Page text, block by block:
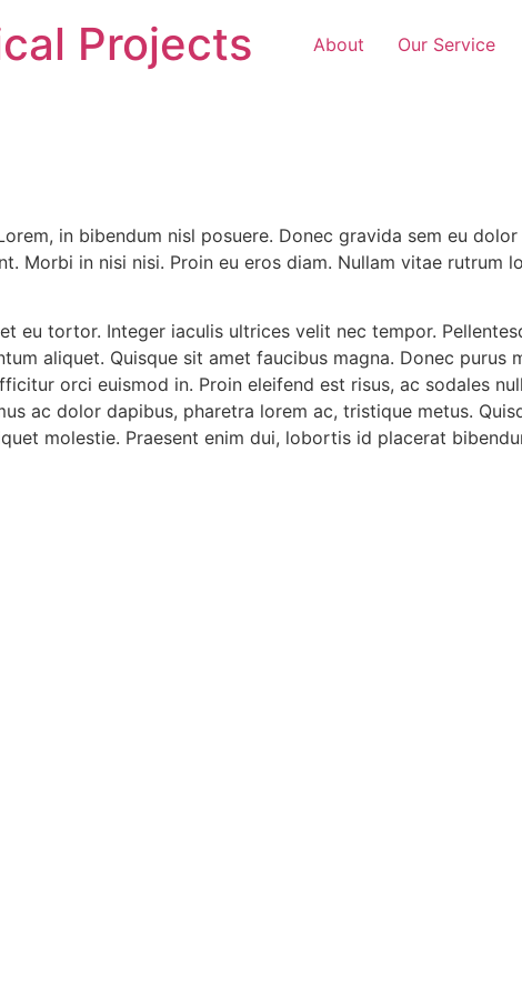
Projects About Our Service
in bibendum nisl posuere. Donec gravida sem eu
Morbi in nisi nisi. Proin eu eros diam. Nullam vitae rutrum
eu tortor. Integer iaculis ultrices velit nec tempor.
aliquet. Quisque sit amet faucibus magna. Donec
orci euismod in. Proin eleifend est risus, ac sodales
ac dolor dapibus, pharetra lorem ac, tristique metus.
molestie. Praesent enim dui, lobortis id placerat